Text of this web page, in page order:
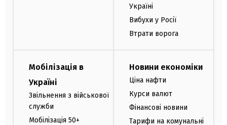
Україні
Вибухи у Росії
Втрати ворога
Мобілізація в
Україні
Звільнення з військової
служби
Мобілізація 50+
Новини економіки
Ціна нафти
Курси валют
Фінансові новини
Тарифи на комунальні